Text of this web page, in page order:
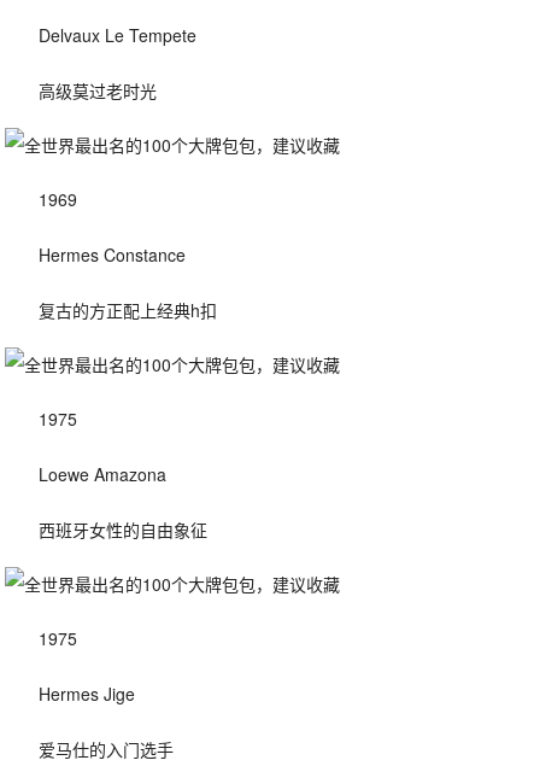
Delvaux Le Tempete
高级莫过老时光
1969
Hermes Constance
复古的方正配上经典h扣
1975
Loewe Amazona
西班牙女性的自由象征
1975
Hermes Jige
爱马仕的入门选手